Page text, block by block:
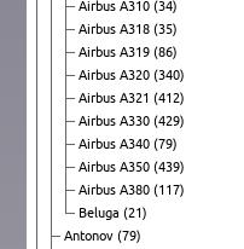
Airbus A310 (34)
Airbus A318 (35)
Airbus A319 (86)
Airbus A320 (340)
Airbus A321 (412)
Airbus A330 (429)
Airbus A340 (79)
Airbus A350 (439)
Airbus A380 (117)
Beluga (21)
Antonov (79)